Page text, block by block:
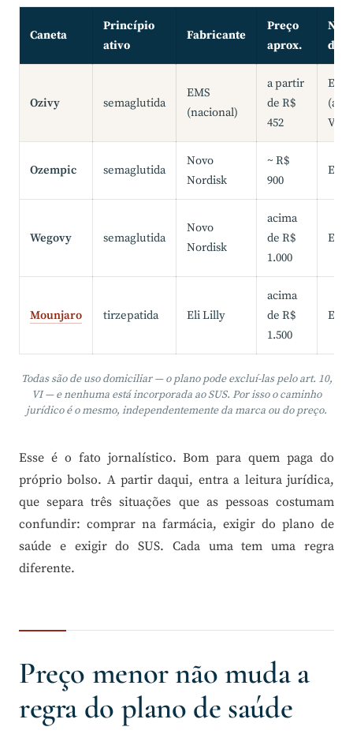
Caneta
Princípio
ativo
Fabricante
Preço
aprox.
No
de
Ozivy semaglutida
EMS
(nacional)
a partir
de R$
452
(art.
VI)
Ozempic semaglutida
Novo
Nordisk
~ R$
900
Wegovy semaglutida
Novo
Nordisk
acima
de R$
1.000
Mounjaro tirzepatida Eli Lilly
acima
de R$
1.500
Todas são de uso domiciliar — o plano pode excluí-las pelo art. 10,
VI — e nenhuma está incorporada ao SUS. Por isso o caminho
jurídico é o mesmo, independentemente da marca ou do preço.
Esse é o fato jornalístico. Bom para quem paga do
próprio bolso. A partir daqui, entra a leitura jurídica,
que separa três situações que as pessoas costumam
confundir: comprar na farmácia, exigir do plano de
saúde e exigir do SUS. Cada uma tem uma regra
diferente.
Preço menor não muda a
regra do plano de saúde